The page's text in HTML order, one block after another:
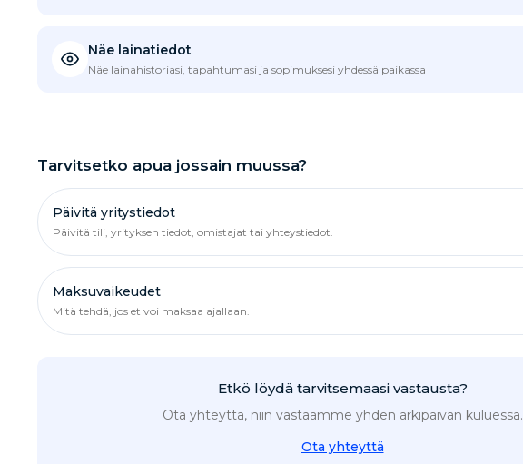
Näe lainatiedot
Näe lainahistoriasi, tapahtumasi ja sopimuksesi yhdessä paikassa
Tarvitsetko apua jossain muussa?
Päivitä yritystiedot
Päivitä tili, yrityksen tiedot, omistajat tai yhteystiedot.
Maksuvaikeudet
Mitä tehdä, jos et voi maksaa ajallaan.
Etkö löydä tarvitsemaasi vastausta?
Ota yhteyttä, niin vastaamme yhden arkipäivän kuluessa.
Ota yhteyttä